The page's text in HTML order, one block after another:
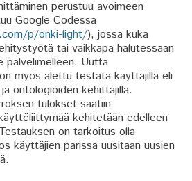
perustuu avoimeen
Google Codessa
p/onki-light/), jossa kuka
tai vaikkapa halutessaan
palvelimelleen. Uutta
myös alettu testata käyttäjillä eli
ontologioiden kehittäjillä.
tulokset saatiin
kehitetään edelleen
on tarkoitus olla
käyttäjien parissa uusitaan uusien